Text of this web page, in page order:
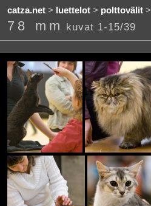
catza.net> luettelot> polttovälit>
78 mm kuvat 1-15/39